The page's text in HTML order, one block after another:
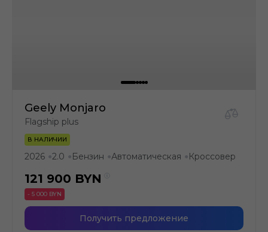
Geely Monjaro
Flagship plus
В НАЛИЧИИ
2026 ●2.0 ● Бензин ●Автоматическая ● Кроссовер
121 900 BYN
- 5 000 BYN
Получить предложение